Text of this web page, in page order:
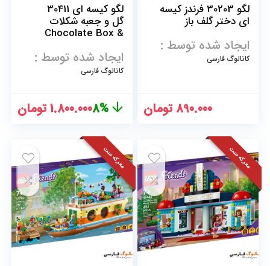
لگو 30203 فرندز کیسه
ای دختر گلف باز
ایجاد شده توسط :
کاتالوگ فارسی
890.000 تومان
لگو کیسه ای 30411
گل و جعبه شکلات
Chocolate Box &
ایجاد شده توسط :
کاتالوگ فارسی
قیمت
بود.
1.800.000تومان 8%
معرکه ست معرکه ست